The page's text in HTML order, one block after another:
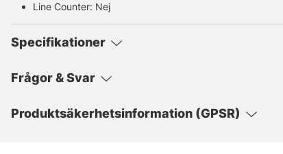
Line Counter: Nej
Specifikationer
Frågor & Svar
Produktsäkerhetsinformation (GPSR)